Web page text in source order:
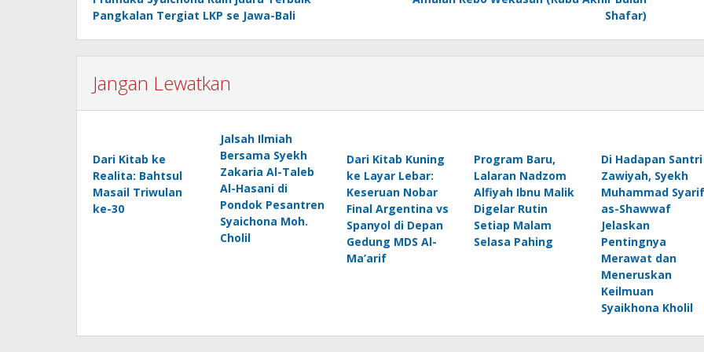
pos
Pangkalan Tergiat LKP se Jawa-Bali
Shafar)
Jangan Lewatkan
Dari Kitab ke
Realita: Bahtsul
Masail Triwulan
ke-30
Jalsah Ilmiah
Bersama Syekh
Zakaria Al-Taleb
Al-Hasani di
Pondok Pesantren
Syaichona Moh.
Cholil
Dari Kitab Kuning
ke Layar Lebar:
Keseruan Nobar
Final Argentina vs
Spanyol di Depan
Gedung MDS Al-
Ma’arif
Program Baru,
Lalaran Nadzom
Alfiyah Ibnu Malik
Digelar Rutin
Setiap Malam
Selasa Pahing
Di Hadapan Santri
Zawiyah, Syekh
Muhammad Syarif
as-Shawwaf
Jelaskan
Pentingnya
Merawat dan
Meneruskan
Keilmuan
Syaikhona Kholil